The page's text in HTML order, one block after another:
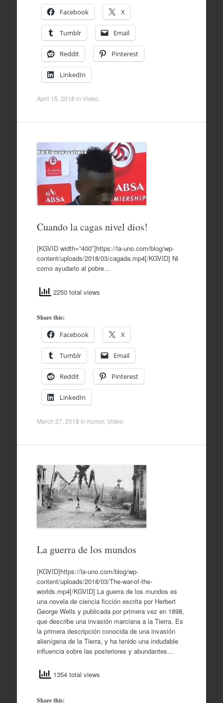
Facebook X
Tumblr Email
Reddit Pinterest
LinkedIn
April 15, 2018 in Video
Cuando la cagas nivel dios!
[KGVID width=”400″]https://la-uno.com/blog/wp-
content/uploads/2018/03/cagada.mp4[/KGVID] Ni
como ayudarlo al pobre…
2250 total views
Share this:
Facebook X
Tumblr Email
Reddit Pinterest
LinkedIn
March 27, 2018 in humor, Video
La guerra de los mundos
[KGVID]https://la-uno.com/blog/wp-
content/uploads/2018/03/The-war-of-the-
worlds.mp4[/KGVID] La guerra de los mundos es
una novela de ciencia ficción escrita por Herbert
George Wells y publicada por primera vez en 1898,
que describe una invasión marciana a la Tierra. Es
la primera descripción conocida de una invasión
alienígena de la Tierra, y ha tenido una indudable
influencia sobre las posteriores y abundantes…
1354 total views
Share this: